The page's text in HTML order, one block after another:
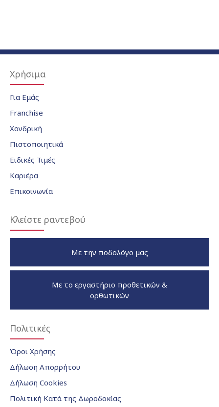
Χρήσιμα
Για Εμάς
Franchise
Χονδρική
Πιστοποιητικά
Ειδικές Τιμές
Καριέρα
Επικοινωνία
Κλείστε ραντεβού
Με την ποδολόγο μας
Με το εργαστήριο προθετικών &
ορθωτικών
Πολιτικές
Όροι Χρήσης
Δήλωση Απορρήτου
Δήλωση Cookies
Πολιτική Κατά της Δωροδοκίας